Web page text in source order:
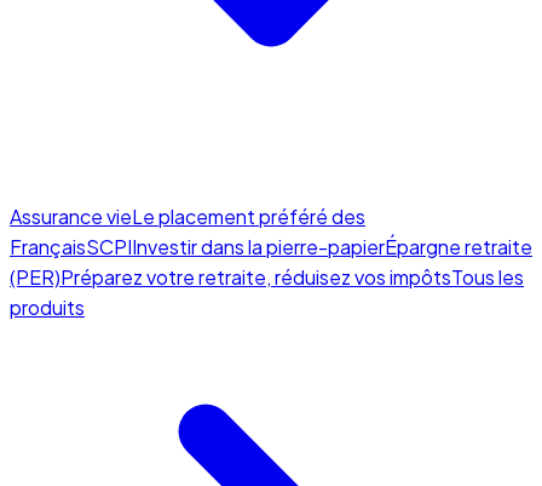
Assurance vieLe placement préféré des
FrançaisSCPIInvestir dans la pierre-papierÉpargne retraite
(PER)Préparez votre retraite, réduisez vos impôtsTous les
produits